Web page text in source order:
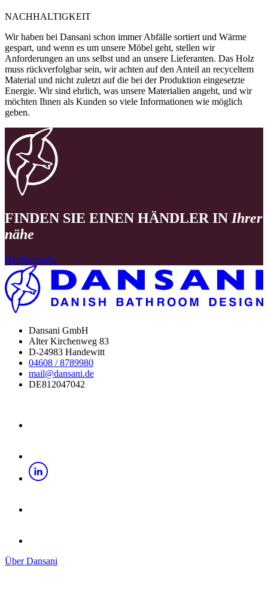
NACHHALTIGKEIT
Wir haben bei Dansani schon immer Abfälle sortiert und Wärme
gespart, und wenn es um unsere Möbel geht, stellen wir
Anforderungen an uns selbst und an unsere Lieferanten. Das Holz
muss rückverfolgbar sein, wir achten auf den Anteil an recyceltem
Material und nicht zuletzt auf die bei der Produktion eingesetzte
Energie. Wir sind ehrlich, was unsere Materialien angeht, und wir
möchten Ihnen als Kunden so viele Informationen wie möglich
geben.
FINDEN SIE EINEN HÄNDLER IN Ihrer
nähe
Händlersuche
Dansani GmbH
Alter Kirchenweg 83
D-24983 Handewitt
04608 / 8789980
mail@dansani.de
DE812047042
Über Dansani